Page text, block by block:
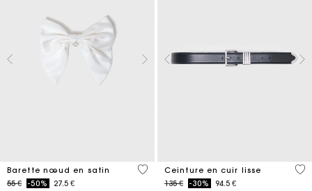
Barette nœud en satin
Price reduced from
55 €to-50% 27.5 €
4,7 out of 5 Customer Rating
Ceinture en cuir lisse
Price reduced from
135 €to-30% 94.5 €
4,2